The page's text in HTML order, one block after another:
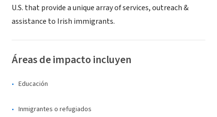
U.S. that provide a unique array of services, outreach &
assistance to Irish immigrants.
Áreas de impacto incluyen
Educación
Inmigrantes o refugiados